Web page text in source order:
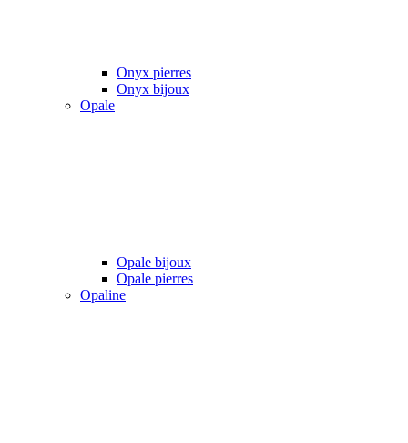
Onyx pierres
Onyx bijoux
Opale
Opale bijoux
Opale pierres
Opaline